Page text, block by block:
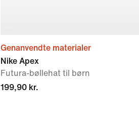
Genanvendte materialer
Nike Apex
Futura-bøllehat til børn
199,90 kr.